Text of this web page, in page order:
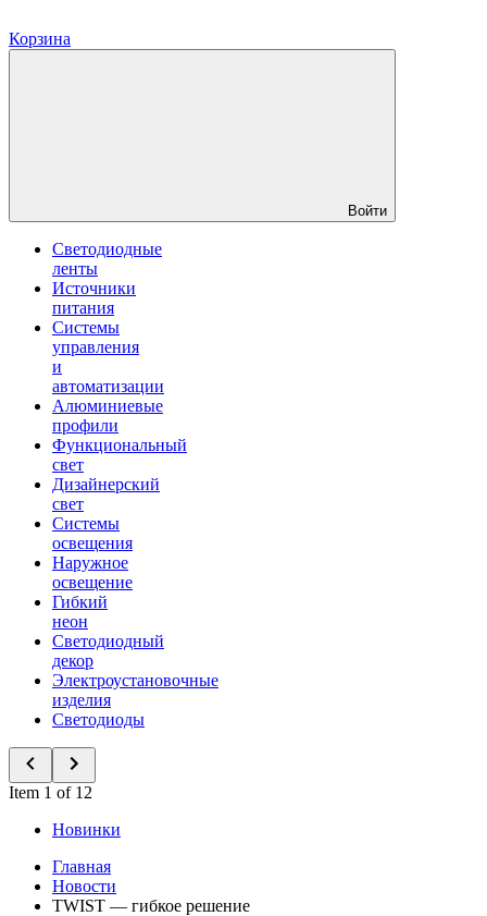
Корзина
Войти
Светодиодные
ленты
Источники
питания
Системы
управления
и
автоматизации
Алюминиевые
профили
Функциональный
свет
Дизайнерский
свет
Системы
освещения
Наружное
освещение
Гибкий
неон
Светодиодный
декор
Электроустановочные
изделия
Светодиоды
Item 1 of 12
Новинки
Главная
Новости
TWIST — гибкое решение